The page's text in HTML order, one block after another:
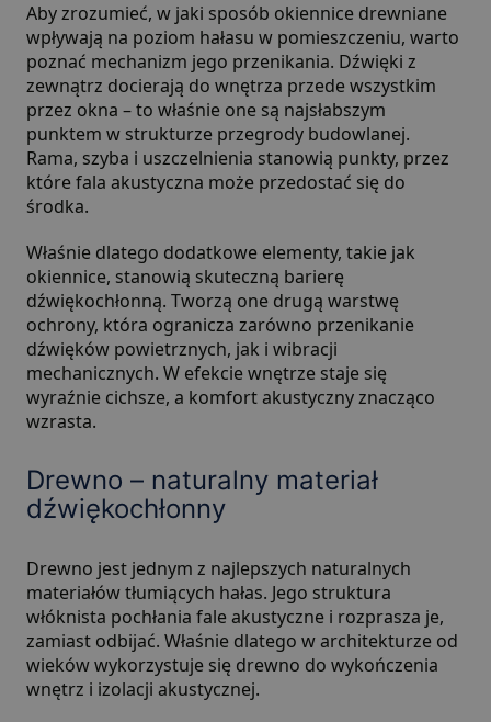
Aby zrozumieć, w jaki sposób okiennice drewniane
wpływają na poziom hałasu w pomieszczeniu, warto
poznać mechanizm jego przenikania. Dźwięki z
zewnątrz docierają do wnętrza przede wszystkim
przez okna – to właśnie one są najsłabszym
punktem w strukturze przegrody budowlanej.
Rama, szyba i uszczelnienia stanowią punkty, przez
które fala akustyczna może przedostać się do
środka.
Właśnie dlatego dodatkowe elementy, takie jak
okiennice, stanowią skuteczną barierę
dźwiękochłonną. Tworzą one drugą warstwę
ochrony, która ogranicza zarówno przenikanie
dźwięków powietrznych, jak i wibracji
mechanicznych. W efekcie wnętrze staje się
wyraźnie cichsze, a komfort akustyczny znacząco
wzrasta.
Drewno – naturalny materiał
dźwiękochłonny
Drewno jest jednym z najlepszych naturalnych
materiałów tłumiących hałas. Jego struktura
włóknista pochłania fale akustyczne i rozprasza je,
zamiast odbijać. Właśnie dlatego w architekturze od
wieków wykorzystuje się drewno do wykończenia
wnętrz i izolacji akustycznej.